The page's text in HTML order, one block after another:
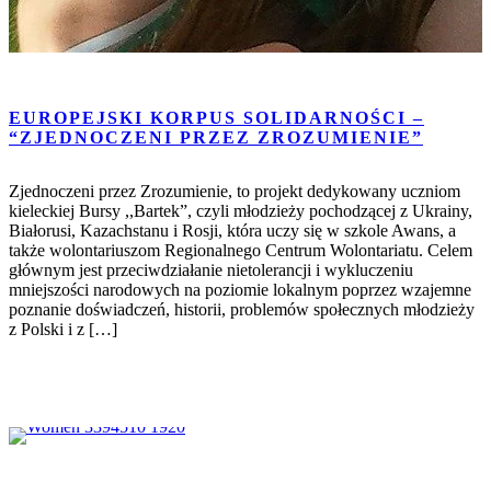
EUROPEJSKI KORPUS SOLIDARNOŚCI –
“ZJEDNOCZENI PRZEZ ZROZUMIENIE”
Zjednoczeni przez Zrozumienie, to projekt dedykowany uczniom
kieleckiej Bursy ,,Bartek”, czyli młodzieży pochodzącej z Ukrainy,
Białorusi, Kazachstanu i Rosji, która uczy się w szkole Awans, a
także wolontariuszom Regionalnego Centrum Wolontariatu. Celem
głównym jest przeciwdziałanie nietolerancji i wykluczeniu
mniejszości narodowych na poziomie lokalnym poprzez wzajemne
poznanie doświadczeń, historii, problemów społecznych młodzieży
z Polski i z […]